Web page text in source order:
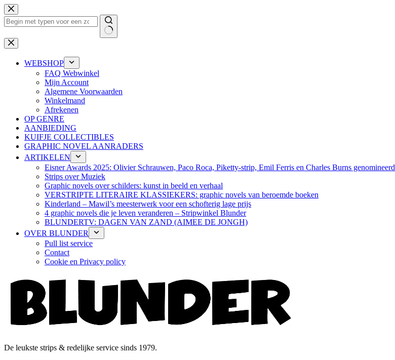
Ga
naar
de
Geen
resultaten
WEBSHOP
FAQ Webwinkel
Mijn Account
Algemene Voorwaarden
Winkelmand
Afrekenen
OP GENRE
AANBIEDING
KUIFJE COLLECTIBLES
GRAPHIC NOVEL AANRADERS
ARTIKELEN
Eisner Awards 2025: Olivier Schrauwen, Paco Roca, Piketty-strip, Emil Ferris en Charles Burns genomineerd
Strips over Muziek
Graphic novels over schilders: kunst in beeld en verhaal
VERSTRIPTE LITERAIRE KLASSIEKERS: graphic novels van beroemde boeken
Kinderland – Mawil’s meesterwerk voor een schofterig lage prijs
4 graphic novels die je leven veranderen – Stripwinkel Blunder
BLUNDERTV: DAGEN VAN ZAND (AIMEE DE JONGH)
OVER BLUNDER
Pull list service
Contact
Cookie en Privacy policy
De leukste strips & redelijke service sinds 1979.